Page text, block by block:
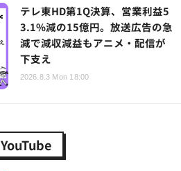
テレ東HD第1Q決算、営業利益5
3.1%減の15億円。放送広告の急
減で減収減益もアニメ・配信が
下支え
2026.8.3 Mon 18:00
YouTube